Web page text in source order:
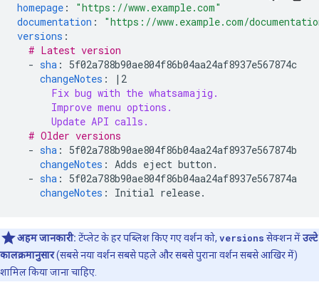
homepage :
"https://www.example.com"
documentation :
"https://www.example.com/
versions :
# Latest version
- sha :
5f02a788b90ae804f86b04aa24af8937e567874c
changeNotes :
|2
Fix bug with the whatsamajig.
Improve menu options.
Update API calls.
# Older versions
- sha :
5f02a788b90ae804f86b04aa24af8937e567874b
changeNotes : Adds eject button.
- sha :
5f02a788b90ae804f86b04aa24af8937e567874a
changeNotes : Initial release.
अहम जानकारी: टेंप्लेट के हर पब्लिश किए गए वर्शन को, versions सेक्शन मेंउल्टे
कालक्रमानुसार(सबसे नया वर्शन सबसे पहले और सबसे पुराना वर्शन सबसे आखिर में)
शामिल किया जाना चाहिए.